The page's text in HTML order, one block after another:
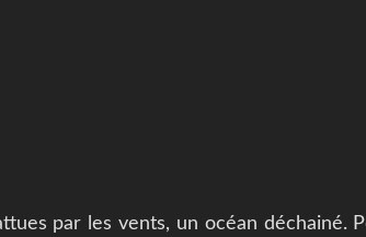
par les vents, un océan déchainé.